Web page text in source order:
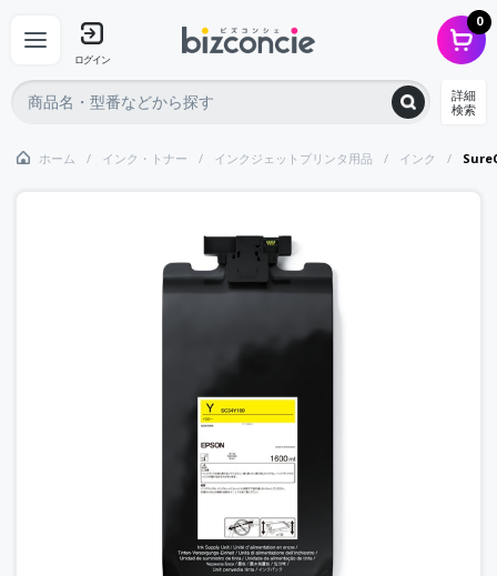
ログイン
0
詳細
検索
ホーム インク・トナー インクジェットプリンタ用品 インク